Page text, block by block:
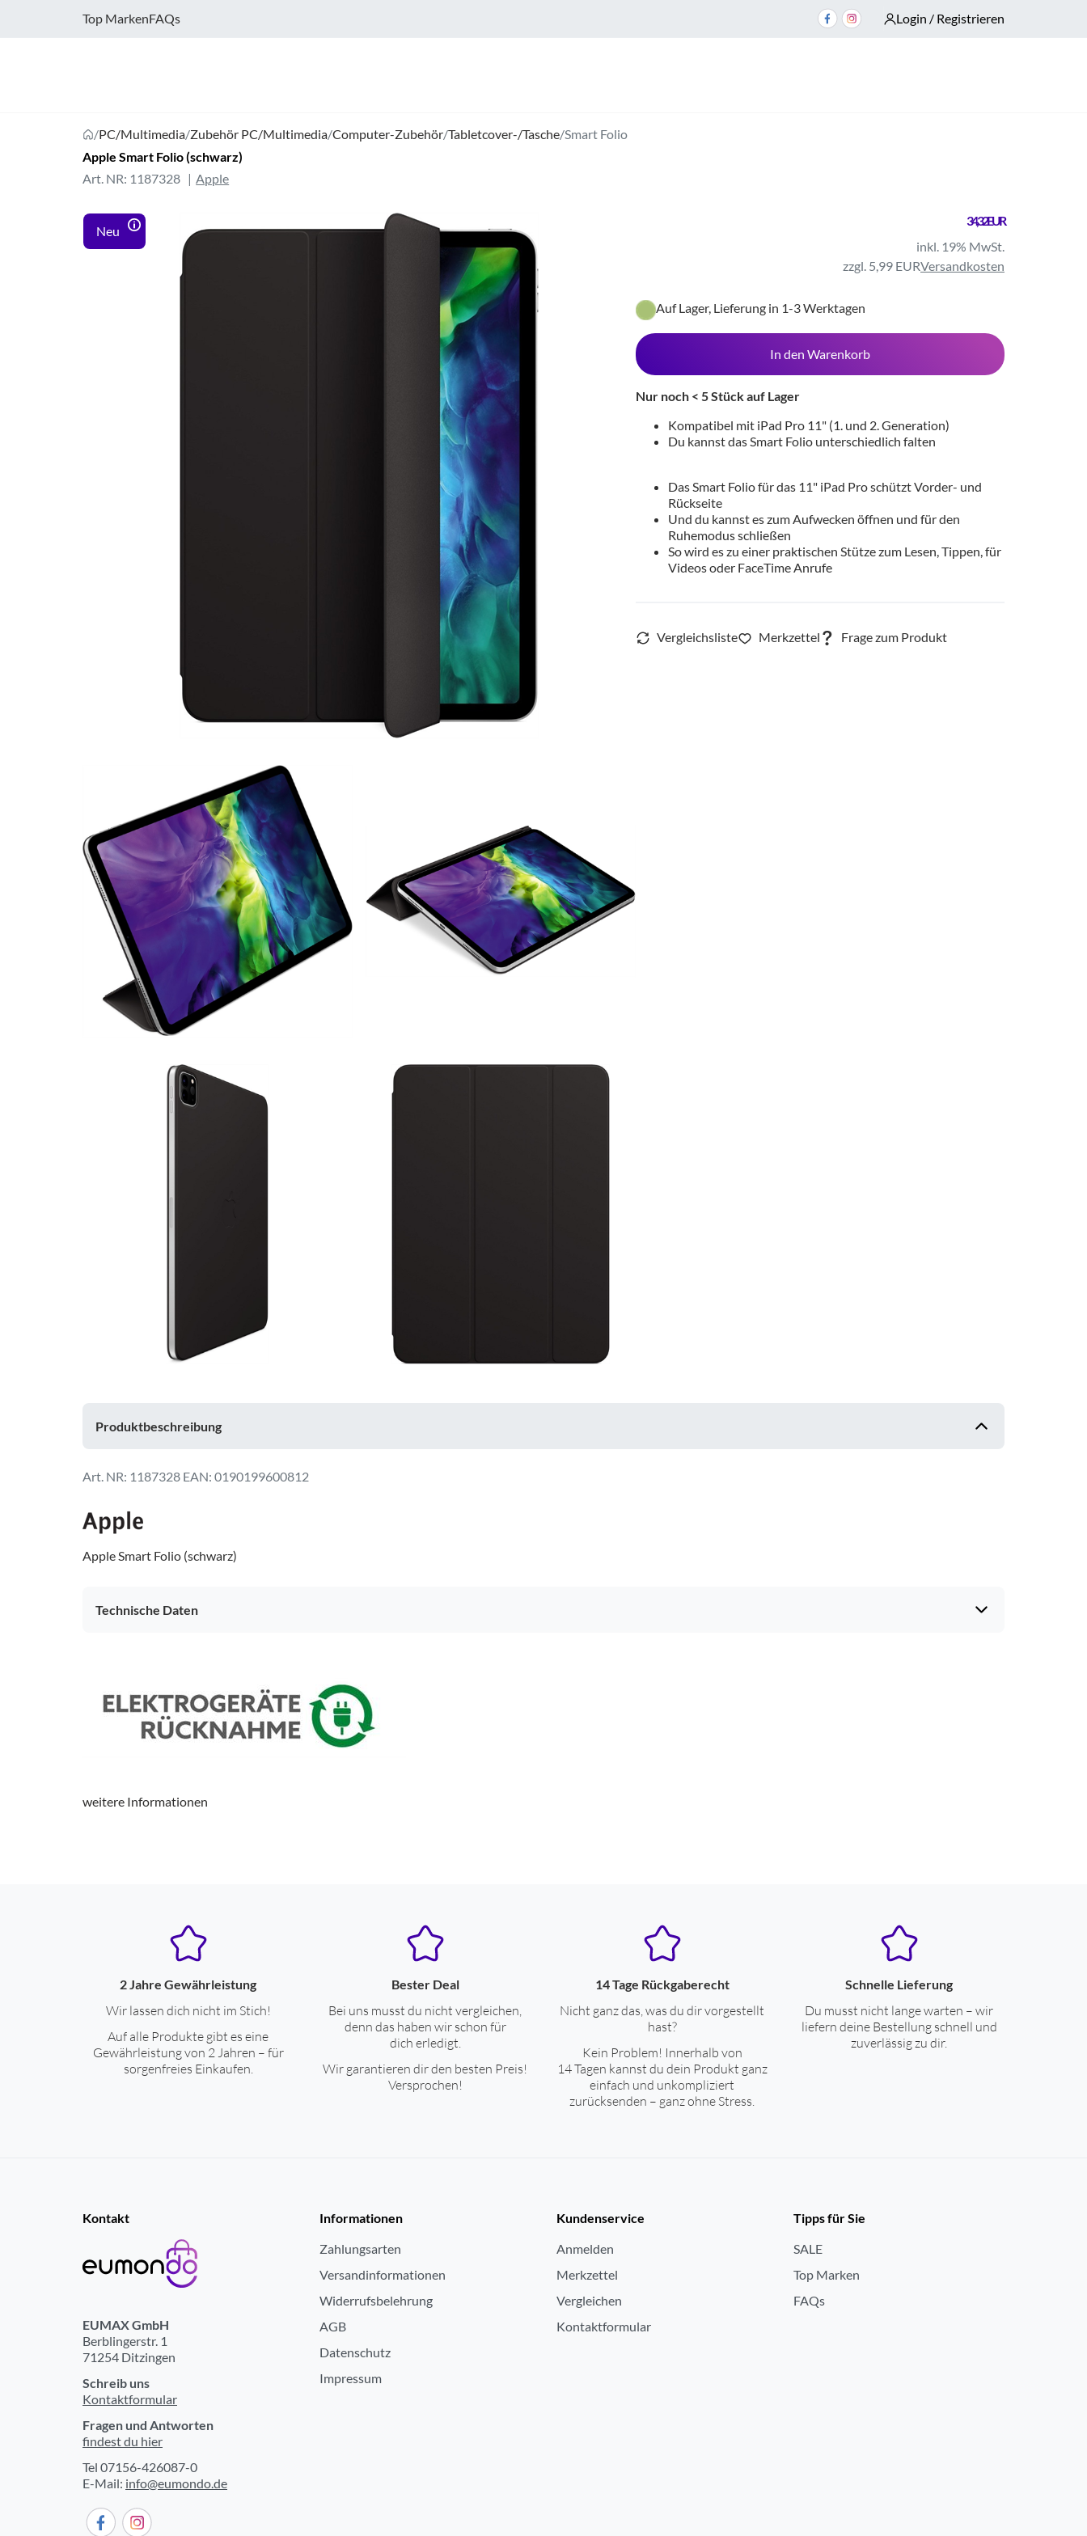
Top MarkenFAQs Login / Registrieren
/PC/Multimedia/Zubehör PC/Multimedia/Computer-Zubehör/Tabletcover-/Tasche/Smart Folio
Apple Smart Folio (schwarz)
Art. NR: 1187328
Apple
Neu
34,32 EUR
inkl. 19% MwSt.
zzgl. 5,99 EURVersandkosten
Auf Lager, Lieferung in 1-3 Werktagen
In den Warenkorb
Nur noch < 5 Stück auf Lager
Kompatibel mit iPad Pro 11" (1. und 2. Generation)
Du kannst das Smart Folio unterschiedlich falten
Das Smart Folio für das 11" iPad Pro schützt Vorder- und
Rückseite
Und du kannst es zum Aufwecken öffnen und für den
Ruhemodus schließen
So wird es zu einer praktischen Stütze zum Lesen, Tippen, für
Videos oder FaceTime Anrufe
Produktbeschreibung
1187328 EAN: 0190199600812
Apple Smart Folio (schwarz)
Technische Daten
weitere Informationen
2 Jahre Gewährleistung
Wir lassen dich nicht im Stich!
Auf alle Produkte gibt es eine
Gewährleistung von 2 Jahren – für
sorgenfreies Einkaufen.
Bester Deal
Bei uns musst du nicht vergleichen,
denn das haben wir schon für
dich erledigt.
Wir garantieren dir den besten Preis!
Versprochen!
14 Tage Rückgaberecht
Nicht ganz das, was du dir vorgestellt
hast?
Kein Problem! Innerhalb von
14 Tagen kannst du dein Produkt ganz
einfach und unkompliziert
zurücksenden – ganz ohne Stress.
Schnelle Lieferung
Du musst nicht lange warten – wir
liefern deine Bestellung schnell und
zuverlässig zu dir.
Kontakt
EUMAX GmbH
Berblingerstr. 1
71254 Ditzingen
Schreib uns
Kontaktformular
Fragen und Antworten
findest du hier
Tel 07156-426087-0
E-Mail: info@eumondo.de
Informationen
Zahlungsarten
Versandinformationen
Widerrufsbelehrung
AGB
Datenschutz
Impressum
Kundenservice
Anmelden
Merkzettel
Vergleichen
Kontaktformular
Tipps für Sie
SALE
Top Marken
FAQs